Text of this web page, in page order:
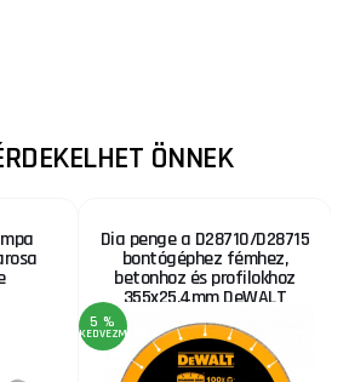
ÖNNEK
Dia penge a D28710/D28715
bontógéphez fémhez,
betonhoz és profilokhoz
355x25,4mm DeWALT
DT3752
5 %
KEDVEZMÉNY